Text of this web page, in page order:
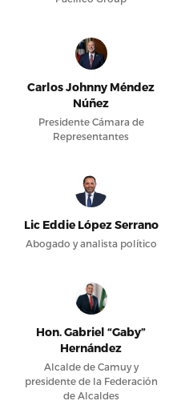
Carlos Johnny Méndez
Núñez
Presidente Cámara de
Representantes
Lic Eddie López Serrano
Abogado y analista político
Hon. Gabriel “Gaby”
Hernández
Alcalde de Camuy y
presidente de la Federación
de Alcaldes